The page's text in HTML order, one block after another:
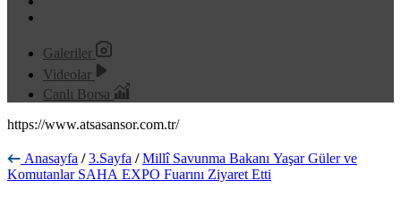
Galeriler
Videolar
Canlı Borsa
https://www.atsasansor.com.tr/
Anasayfa / 3.Sayfa / Millî Savunma Bakanı Yaşar Güler ve
Komutanlar SAHA EXPO Fuarını Ziyaret Etti